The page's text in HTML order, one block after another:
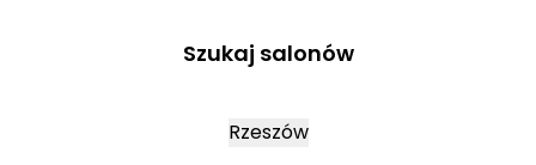
Szukaj salonów
Rzeszów